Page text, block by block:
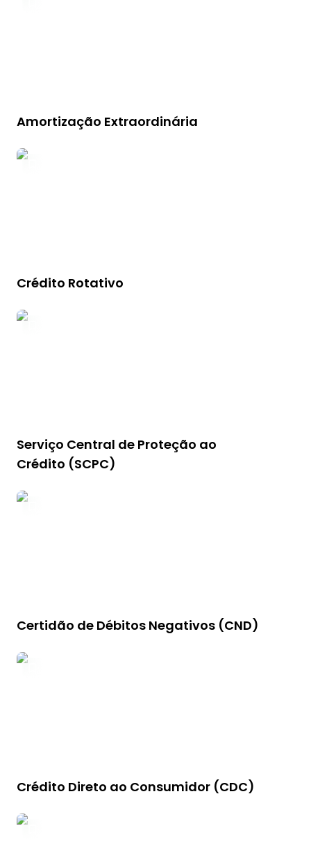
Amortização Extraordinária
Crédito Rotativo
Serviço Central de Proteção ao
Crédito (SCPC)
Certidão de Débitos Negativos (CND)
Crédito Direto ao Consumidor (CDC)